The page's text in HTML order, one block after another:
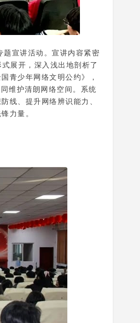
题宣讲活动。宣讲内容紧密
展开，深入浅出地剖析了
青少年网络文明公约》，
维护清朗网络空间。系统
线、提升网络辨识能力、
力量。